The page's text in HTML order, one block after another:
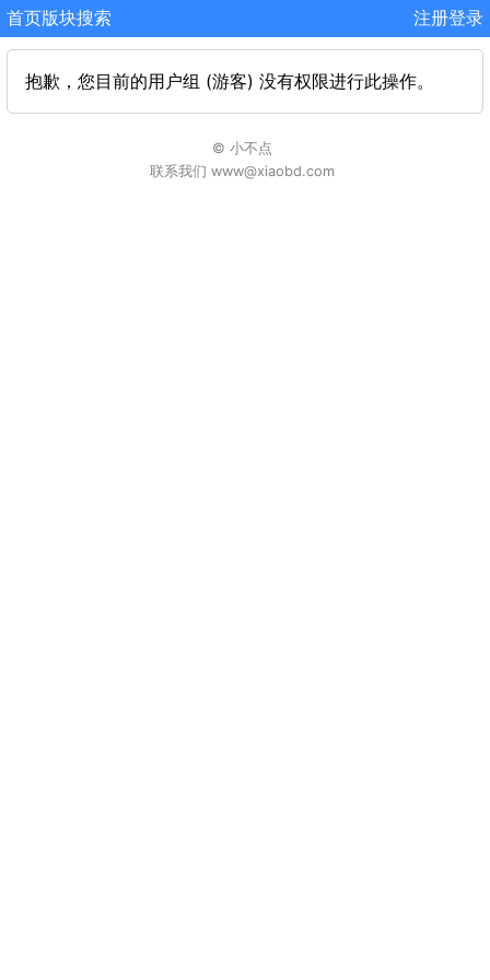
首页版块搜索 注册登录
抱歉，您目前的用户组 (游客) 没有权限进行此操作。
© 小不点
联系我们 www@xiaobd.com